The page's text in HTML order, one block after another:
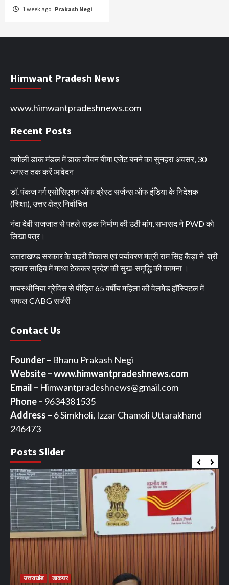
1 week ago Prakash Negi
Himwant Pradesh News
www.himwantpradeshnews.com
Recent Posts
चमोली डाक मंडल में डाक जीवन बीमा एजेंट बनने का सुनहरा अवसर, 30
अगस्त तक करें आवेदन
डॉ. पंकज गर्ग एसोसिएशन ऑफ ब्रेस्ट सर्जन्स ऑफ इंडिया के निदेशक
(शिक्षा), उत्तर क्षेत्र निर्वाचित
नंदा देवी राजजात से पहले सड़क निर्माण की उठी मांग, सभासद ने PWD को
लिखा पत्र।
उत्तराखण्ड सरकार के शहरी विकास एवं पर्यावरण मंत्री राम सिंह कैड़ा ने श्री
दरबार साहिब में मत्था टेककर प्रदेश की सुख-समृद्धि की कामना ।
मायस्थीनिया ग्रेविस से पीड़ित 65 वर्षीय महिला की वेलमेड हॉस्पिटल में
सफल CABG सर्जरी
Contact Us
Founder – Bhanu Prakash Negi
Website – www.himwantpradeshnews.com
Email – Himwantpradeshnews@gmail.com
Phone – 9634381535
Address – 6 Simkholi, Izzar Chamoli Uttarakhand
246473
Posts Slider
उत्तराखंड डाकघर